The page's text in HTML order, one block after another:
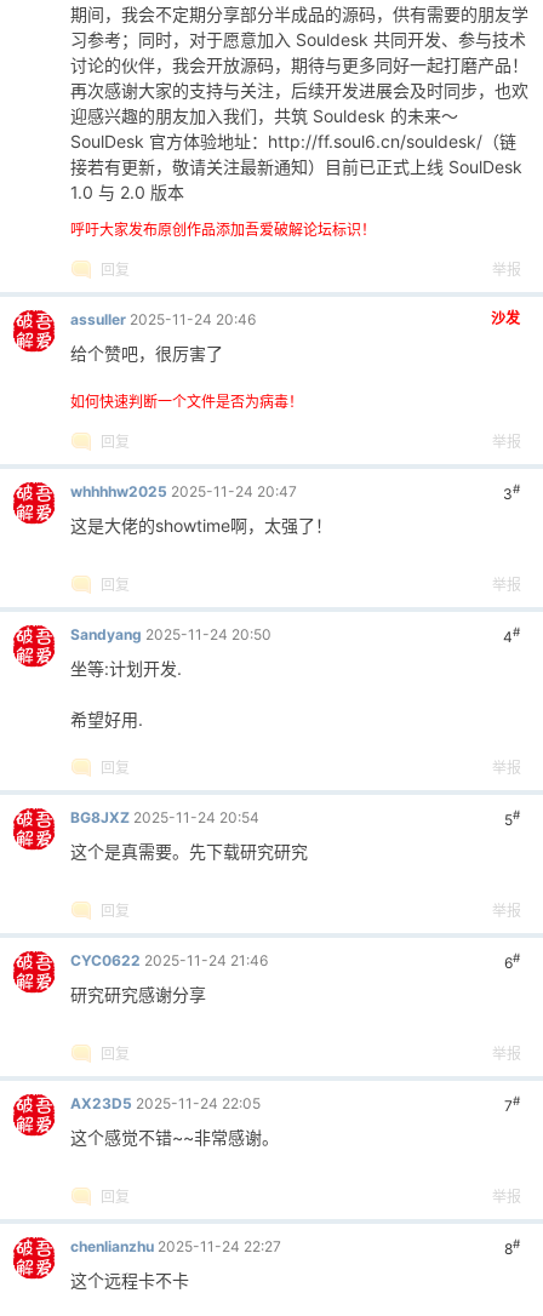
期间，我会不定期分享部分半成品的源码，供有需要的朋友学
习参考；同时，对于愿意加入 Souldesk 共同开发、参与技术
讨论的伙伴，我会开放源码，期待与更多同好一起打磨产品！
再次感谢大家的支持与关注，后续开发进展会及时同步，也欢
迎感兴趣的朋友加入我们，共筑 Souldesk 的未来～
SoulDesk 官方体验地址：http://ff.soul6.cn/souldesk/（链
接若有更新，敬请关注最新通知）目前已正式上线 SoulDesk
1.0 与 2.0 版本
呼吁大家发布原创作品添加吾爱破解论坛标识！
回复 举报
沙发
assuller 2025-11-24 20:46
给个赞吧，很厉害了
如何快速判断一个文件是否为病毒！
回复 举报
3#
whhhhw2025 2025-11-24 20:47
这是大佬的showtime啊，太强了！
回复 举报
4#
Sandyang 2025-11-24 20:50
坐等:计划开发.
希望好用.
回复 举报
5#
BG8JXZ 2025-11-24 20:54
这个是真需要。先下载研究研究
回复 举报
6#
CYC0622 2025-11-24 21:46
研究研究感谢分享
回复 举报
7#
AX23D5 2025-11-24 22:05
这个感觉不错~~非常感谢。
回复 举报
8#
chenlianzhu 2025-11-24 22:27
这个远程卡不卡